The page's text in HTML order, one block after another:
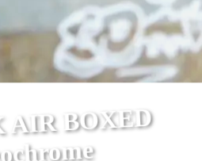
AIR BOXED